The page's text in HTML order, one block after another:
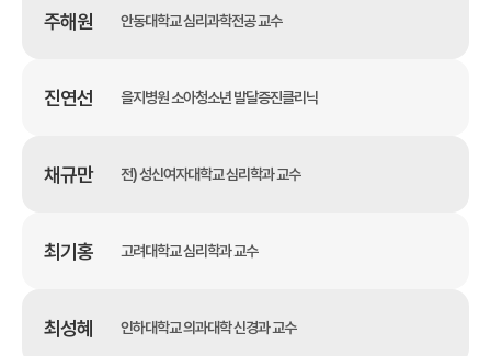
주해원 안동대학교 심리과학전공 교수
진연선 을지병원 소아청소년 발달증진클리닉
채규만 전) 성신여자대학교 심리학과 교수
최기홍 고려대학교 심리학과 교수
최성혜 인하대학교 의과대학 신경과 교수